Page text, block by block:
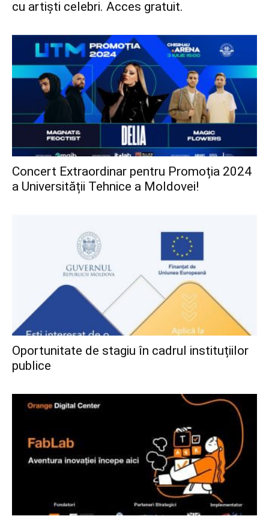
cu artiști celebri. Acces gratuit.
Concert Extraordinar pentru Promoția 2024
a Universității Tehnice a Moldovei!
Oportunitate de stagiu în cadrul instituțiilor
publice